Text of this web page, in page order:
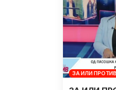
ЗА ИЛИ ПРОТИВ